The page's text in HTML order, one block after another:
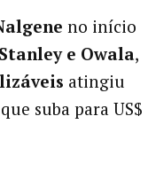
no início
Stanley e Owala,
​​atingiu
suba para US$